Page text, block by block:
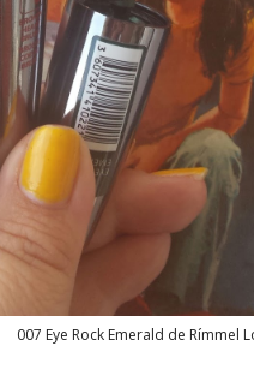
007 Eye Rock Emerald de Rímmel